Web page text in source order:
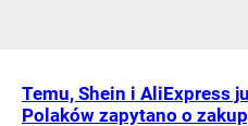
Temu, Shein i AliExpress
Polaków zapytano o